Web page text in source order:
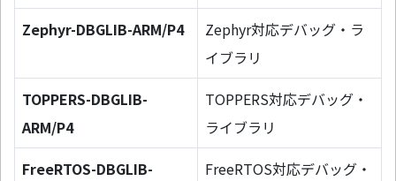
Zephyr-DBGLIB-ARM/P4
Zephyr対応デバッグ・ラ
イブラリ
TOPPERS-DBGLIB-
ARM/P4
TOPPERS対応デバッグ・
ライブラリ
FreeRTOS-DBGLIB-
FreeRTOS対応デバッグ・